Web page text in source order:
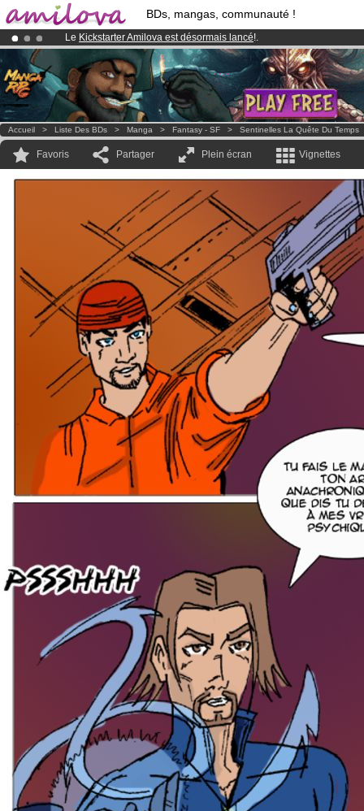
BDs, mangas, communauté !
Le Kickstarter Amilova est désormais lancé!.
Abonnement premium: à partir de3.95 eurospar mois !Clique ici
Déjà 134393membreset 1208BDs & Mangas!
Accueil > Liste Des BDs > Manga > Fantasy - SF > Sentinelles La Quête Du Temps
Favoris Partager Plein écran Vignettes